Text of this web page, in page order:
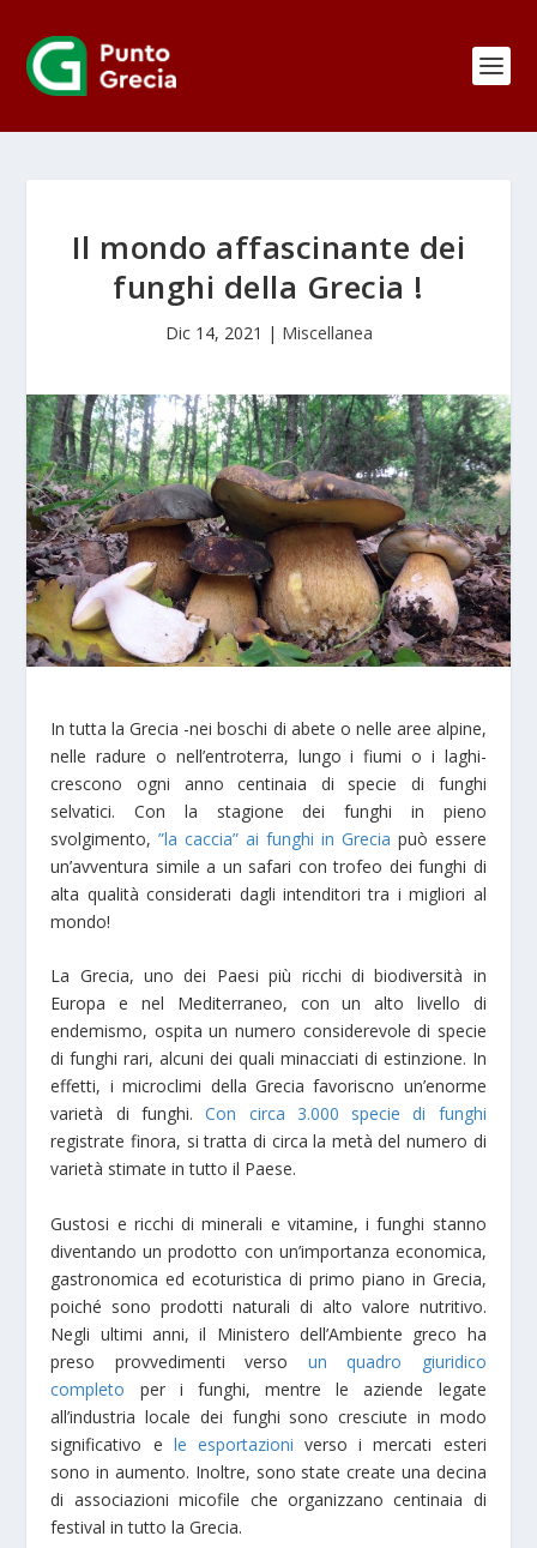
Il mondo affascinante dei
funghi della Grecia !
Dic 14, 2021 | Miscellanea
In tutta la Grecia -nei boschi di abete o nelle aree alpine,
nelle radure o nell’entroterra, lungo i fiumi o i laghi-
crescono ogni anno centinaia di specie di funghi
selvatici. Con la stagione dei funghi in pieno
svolgimento,”la caccia” ai funghi in Grecia può essere
un’avventura simile a un safari con trofeo dei funghi di
alta qualità considerati dagli intenditori tra i migliori al
mondo!
La Grecia, uno dei Paesi più ricchi di biodiversità in
Europa e nel Mediterraneo, con un alto livello di
endemismo, ospita un numero considerevole di specie
di funghi rari, alcuni dei quali minacciati di estinzione. In
effetti, i microclimi della Grecia favoriscno un’enorme
varietà di funghi.Con circa 3.000 specie di funghi
registrate finora, si tratta di circa la metà del numero di
varietà stimate in tutto il Paese.
Gustosi e ricchi di minerali e vitamine, i funghi stanno
diventando un prodotto con un’importanza economica,
gastronomica ed ecoturistica di primo piano in Grecia,
poiché sono prodotti naturali di alto valore nutritivo.
Negli ultimi anni, il Ministero dell’Ambiente greco ha
preso provvedimenti verso un quadro giuridico
completo per i funghi, mentre le aziende legate
all’industria locale dei funghi sono cresciute in modo
significativo e le esportazioni verso i mercati esteri
sono in aumento. Inoltre, sono state create una decina
di associazioni micofile che organizzano centinaia di
festival in tutto la Grecia.